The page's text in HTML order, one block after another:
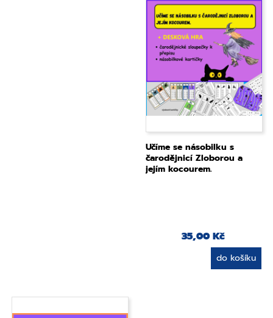
Učíme se násobilku s
čarodějnicí Zloborou a
jejím kocourem.
35,00 Kč
do košíku